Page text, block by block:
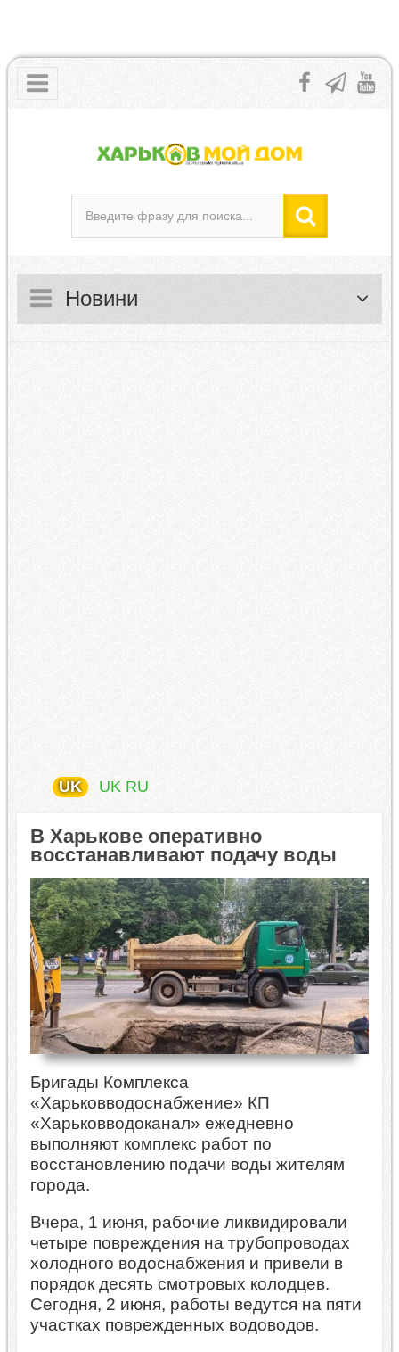
Новини
UK UK RU
В Харькове оперативно
восстанавливают подачу воды
Бригады Комплекса
«Харьковводоснабжение» КП
«Харьковводоканал» ежедневно
выполняют комплекс работ по
восстановлению подачи воды жителям
города.
Вчера, 1 июня, рабочие ликвидировали
четыре повреждения на трубопроводах
холодного водоснабжения и привели в
порядок десять смотровых колодцев.
Сегодня, 2 июня, работы ведутся на пяти
участках поврежденных водоводов.